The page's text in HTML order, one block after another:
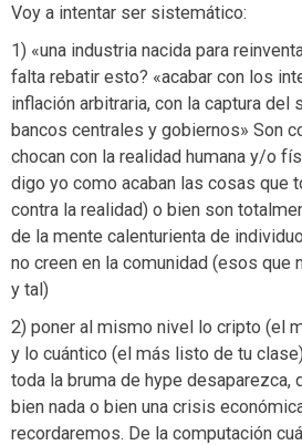
Voy a intentar ser sistemático:
1) «una industria nacida para
falta rebatir esto? «acabar con los
inflación arbitraria, con la captura del
bancos centrales y gobiernos» Son
chocan con la realidad humana y/o
digo yo como acaban las cosas que
contra la realidad) o bien son
de la mente calenturienta de
no creen en la comunidad (esos que
y tal)
2) poner al mismo nivel lo cripto (el
y lo cuántico (el más listo de tu
toda la bruma de hype desaparezca,
bien nada o bien una crisis
recordaremos. De la computación